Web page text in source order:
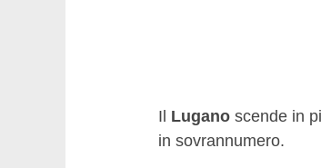
Il Lugano scende in
in sovrannumero.